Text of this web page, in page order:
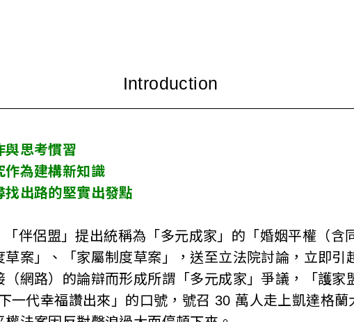
與思考慣習
作為建構新知識
出路的堅實出發點
伴侶盟」提出統稱為「多元成家」的「婚姻平權（含
草案」、「家屬制度草案」，送至立法院討論，立即引
（網路）的論辯而形成所謂「多元成家」爭議，「護家
一代幸福讚出來」的口號，號召 30 萬人走上凱達格蘭